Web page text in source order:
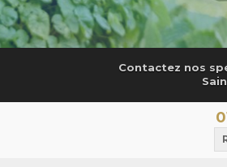
Contactez nos